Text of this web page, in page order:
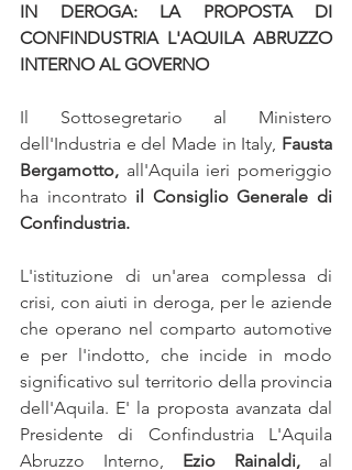
IN DEROGA: LA PROPOSTA DI
CONFINDUSTRIA L'AQUILA ABRUZZO
INTERNO AL GOVERNO
Il Sottosegretario al Ministero
dell'Industria e del Made in Italy, Fausta
Bergamotto, all'Aquila ieri pomeriggio
ha incontrato il Consiglio Generale di
Confindustria.
L'istituzione di un'area complessa di
crisi, con aiuti in deroga, per le aziende
che operano nel comparto automotive
e per l'indotto, che incide in modo
significativo sul territorio della provincia
dell'Aquila. E' la proposta avanzata dal
Presidente di Confindustria L'Aquila
Abruzzo Interno, Ezio Rainaldi, al